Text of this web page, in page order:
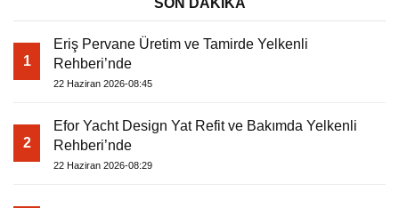
1
Eriş Pervane Üretim ve Tamirde Yelkenli
Rehberi’nde
22 Haziran 2026-08:45
2
Efor Yacht Design Yat Refit ve Bakımda Yelkenli
Rehberi’nde
22 Haziran 2026-08:29